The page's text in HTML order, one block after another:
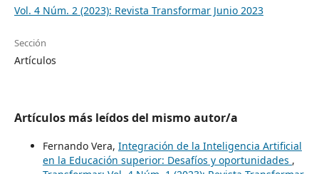
Vol. 4 Núm. 2 (2023): Revista Transformar Junio 2023
Sección
Artículos
Artículos más leídos del mismo autor/a
Fernando Vera, Integración de la Inteligencia Artificial
en la Educación superior: Desafíos y oportunidades ,